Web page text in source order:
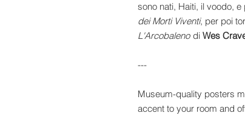
sono nati, Haiti, il voodo,
dei Morti Viventi, per poi
L'Arcobaleno di Wes
---
Museum-quality posters
accent to your room and